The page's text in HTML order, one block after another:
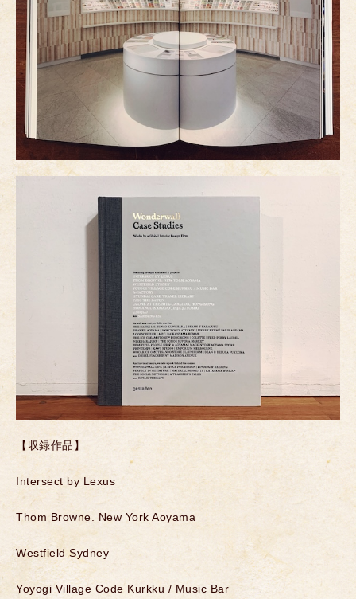
【収録作品】
Intersect by Lexus
Thom Browne. New York Aoyama
Westfield Sydney
Yoyogi Village Code Kurkku / Music Bar